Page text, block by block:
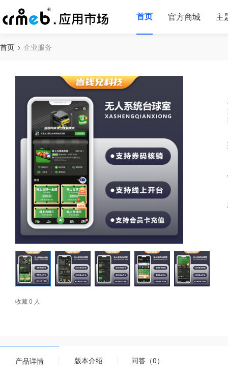
首页 官方商城 主
首页 企业服务
收藏 0 人
产品详情 版本介绍 问答（0）